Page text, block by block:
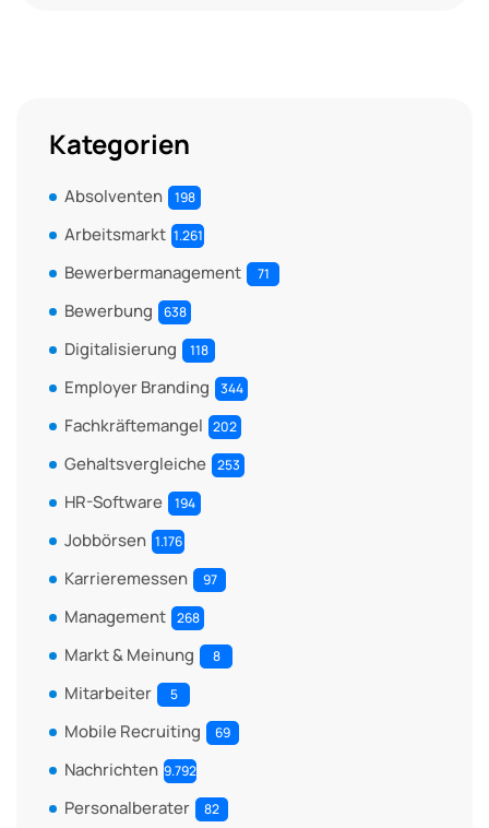
Kategorien
Absolventen 198
Arbeitsmarkt 1.261
Bewerbermanagement 71
Bewerbung 638
Digitalisierung 118
Employer Branding 344
Fachkräftemangel 202
Gehaltsvergleiche 253
HR-Software 194
Jobbörsen 1.176
Karrieremessen 97
Management 268
Markt & Meinung 8
Mitarbeiter 5
Mobile Recruiting 69
Nachrichten 9.792
Personalberater 82